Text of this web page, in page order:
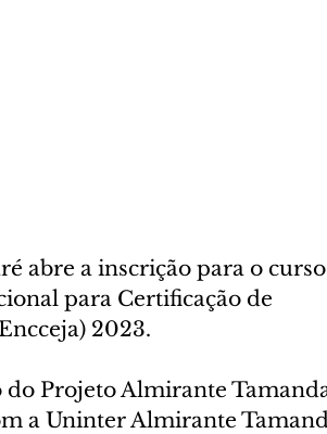
abre a inscrição para o curso
para Certificação de
2023.
Projeto Almirante
a Uninter Almirante